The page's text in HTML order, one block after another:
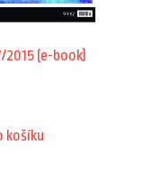
2015 (e-book)
košíku